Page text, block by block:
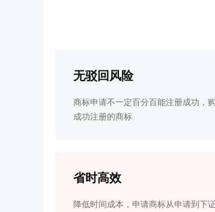
无驳回风险
商标申请不一定百分百能注册成功，
成功注册的商标
省时高效
降低时间成本，申请商标从申请到下